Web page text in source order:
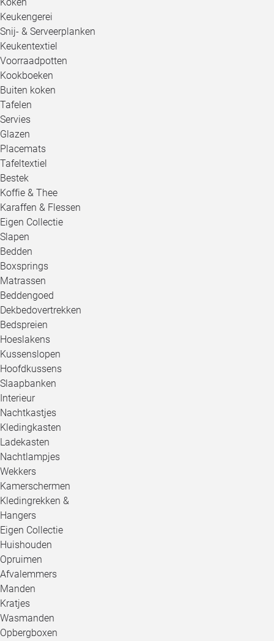
Keukengerei
Snij- & Serveerplanken
Keukentextiel
Voorraadpotten
Kookboeken
Buiten koken
Tafelen
Servies
Glazen
Placemats
Tafeltextiel
Bestek
Koffie & Thee
Karaffen & Flessen
Eigen Collectie
Slapen
Bedden
Boxsprings
Matrassen
Beddengoed
Dekbedovertrekken
Bedspreien
Hoeslakens
Kussenslopen
Hoofdkussens
Slaapbanken
Interieur
Nachtkastjes
Kledingkasten
Ladekasten
Nachtlampjes
Wekkers
Kamerschermen
Kledingrekken &
Hangers
Eigen Collectie
Huishouden
Opruimen
Afvalemmers
Manden
Kratjes
Wasmanden
Opbergboxen